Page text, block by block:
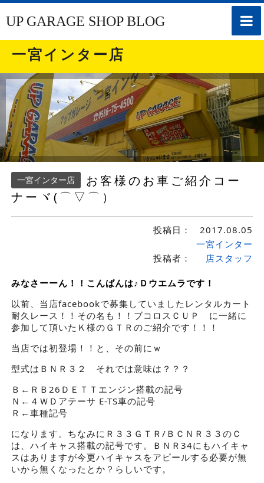
toggle
UP GARAGE SHOP BLOG
一宮インター店
一宮インター店
お客様のお車ご紹介コー
ナーヾ(⌒▽⌒）ゞ
投稿日： 2017.08.05
投稿者：
一宮インター
店スタッフ
みなさーーん！！こんばんは♪Ｄウエムラです！
以前、当店facebookで募集していましたレンタルカート
耐久レース！！その名も！！ブコロスＣＵＰ に一緒に
参加して頂いたＫ様のＧＴＲのご紹介です！！！
当店では初登場！！と、その前にｗ
型式はＢＮＲ３２ それでは意味は？？？
Ｂ←ＲＢ26ＤＥＴＴエンジン搭載の記号
Ｎ←４ＷＤアテーサ E-TS車の記号
Ｒ←車種記号
になります。ちなみにＲ３３ＧＴＲ/ＢＣＮＲ３３のＣ
は、ハイキャス搭載の記号です。ＢＮＲ34にもハイキャ
スはありますが今更ハイキャスをアピールする必要が無
いから無くなったとか？らしいです。